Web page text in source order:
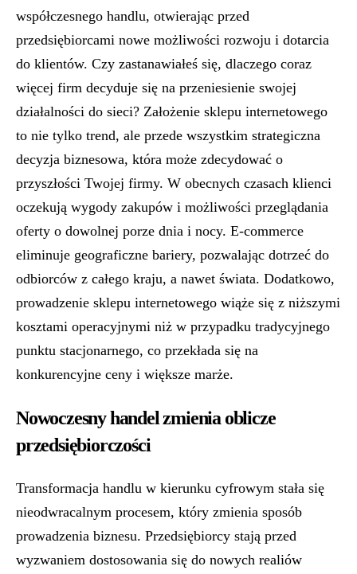
współczesnego handlu, otwierając przed
przedsiębiorcami nowe możliwości rozwoju i dotarcia
do klientów. Czy zastanawiałeś się, dlaczego coraz
więcej firm decyduje się na przeniesienie swojej
działalności do sieci? Założenie sklepu internetowego
to nie tylko trend, ale przede wszystkim strategiczna
decyzja biznesowa, która może zdecydować o
przyszłości Twojej firmy. W obecnych czasach klienci
oczekują wygody zakupów i możliwości przeglądania
oferty o dowolnej porze dnia i nocy. E-commerce
eliminuje geograficzne bariery, pozwalając dotrzeć do
odbiorców z całego kraju, a nawet świata. Dodatkowo,
prowadzenie sklepu internetowego wiąże się z niższymi
kosztami operacyjnymi niż w przypadku tradycyjnego
punktu stacjonarnego, co przekłada się na
konkurencyjne ceny i większe marże.
Nowoczesny handel zmienia oblicze
przedsiębiorczości
Transformacja handlu w kierunku cyfrowym stała się
nieodwracalnym procesem, który zmienia sposób
prowadzenia biznesu. Przedsiębiorcy stają przed
wyzwaniem dostosowania się do nowych realiów